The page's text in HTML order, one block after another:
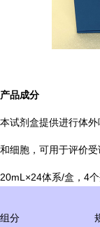
产品成分
本试剂盒提供进行体
和细胞，可用于评价受
20mL×24体系/盒，4个
组分